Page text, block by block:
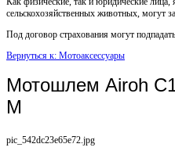
сельскохозяйственных животных, могут
Под договор страхования могут подпадать
Вернуться к: Мотоаксессуары
Мотошлем Airoh
M
pic_542dc23e65e72.jpg